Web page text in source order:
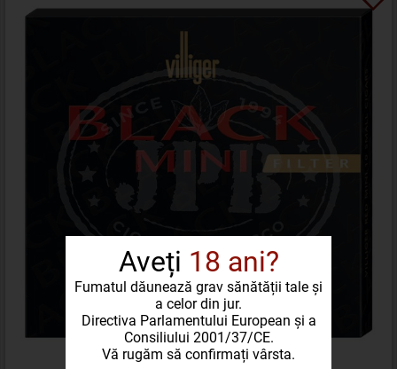
Aveți 18 ani?
Fumatul dăunează grav sănătății tale și
a celor din jur.
Directiva Parlamentului European și a
Consiliului 2001/37/CE.
Vă rugăm să confirmați vârsta.